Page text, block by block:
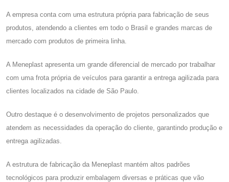
A empresa conta com uma estrutura própria para fabricação de seus
produtos, atendendo a clientes em todo o Brasil e grandes marcas de
mercado com produtos de primeira linha.
A Meneplast apresenta um grande diferencial de mercado por trabalhar
com uma frota própria de veículos para garantir a entrega agilizada para
clientes localizados na cidade de São Paulo.
Outro destaque é o desenvolvimento de projetos personalizados que
atendem as necessidades da operação do cliente, garantindo produção e
entrega agilizadas.
A estrutura de fabricação da Meneplast mantém altos padrões
tecnológicos para produzir embalagem diversas e práticas que vão